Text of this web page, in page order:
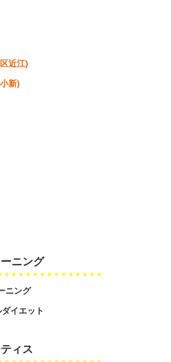
近江)
新)
ーニング
ニング
イエット
ティス